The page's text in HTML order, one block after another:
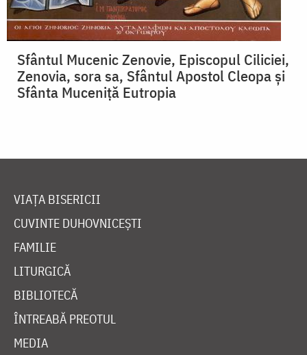
Sfântul Mucenic Zenovie, Episcopul Ciliciei,
Zenovia, sora sa, Sfântul Apostol Cleopa și
Sfânta Muceniță Eutropia
VIAȚA BISERICII
CUVINTE DUHOVNICEȘTI
FAMILIE
LITURGICĂ
BIBLIOTECĂ
ÎNTREABĂ PREOTUL
MEDIA